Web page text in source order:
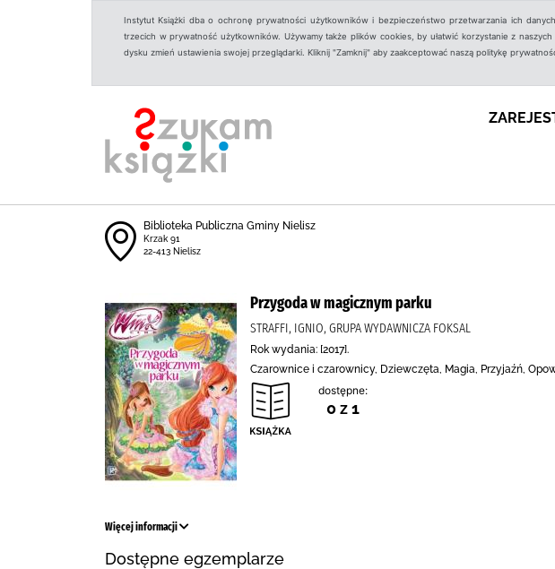
Instytut Książki dba o ochronę prywatności użytkowników i bezpieczeństwo przetwarzania ich
trzecich w prywatność użytkowników. Używamy także plików cookies, by ułatwić korzystanie z
dysku zmień ustawienia swojej przeglądarki. Kliknij "Zamknij" aby zaakceptować naszą politykę
Biblioteka Publiczna Gminy Nielisz
Krzak 91
22-413 Nielisz
Przygoda w magicznym parku
STRAFFI, IGNIO, GRUPA WYDAWNICZA FOKSAL
Rok wydania: [2017].
Czarownice i czarownicy, Dziewczęta, Magia, Przyjaźń,
dostępne:
0 z 1
Więcej informacji
Dostępne egzemplarze